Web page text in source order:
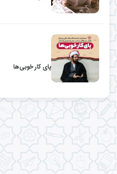
پای کار خوبی‌ها